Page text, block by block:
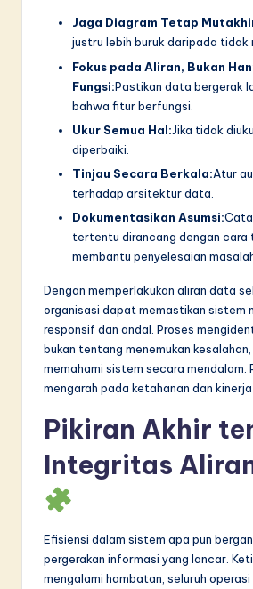
Jaga Diagram Tetap
justru lebih buruk daripada tidak
Fokus pada Aliran, Bukan
Fungsi:Pastikan data bergerak
bahwa fitur berfungsi.
Ukur Semua Hal:Jika tidak
diperbaiki.
Tinjau Secara Berkala:Atur
terhadap arsitektur data.
Dokumentasikan Asumsi:
tertentu dirancang dengan cara
membantu penyelesaian
Dengan memperlakukan aliran data
organisasi dapat memastikan sistem
responsif dan andal. Proses
bukan tentang menemukan
memahami sistem secara mendalam.
mengarah pada ketahanan dan kinerja
Pikiran Akhir
Integritas
Efisiensi dalam sistem apa pun
pergerakan informasi yang lancar.
mengalami hambatan, seluruh operasi